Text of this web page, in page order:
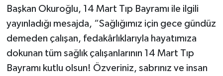
Başkan Okuroğlu, 14 Mart Tıp Bayramı ile ilgili
yayınladığı mesajda, “Sağlığımız için gece gündüz
demeden çalışan, fedakârlıklarıyla hayatımıza
dokunan tüm sağlık çalışanlarının 14 Mart Tıp
Bayramı kutlu olsun! Özveriniz, sabrınız ve insan